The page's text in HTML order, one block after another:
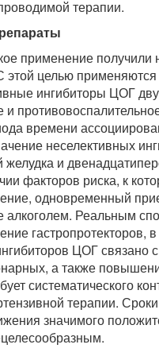
терапии.
применение получили
целью применяются
ингибиторы ЦОГ
времени
неселективных
и
факторов риска, к
одновременный
алкоголем. Реальным
гастропротекторов, в
ЦОГ связано
а также
систематического
терапии.
значимого